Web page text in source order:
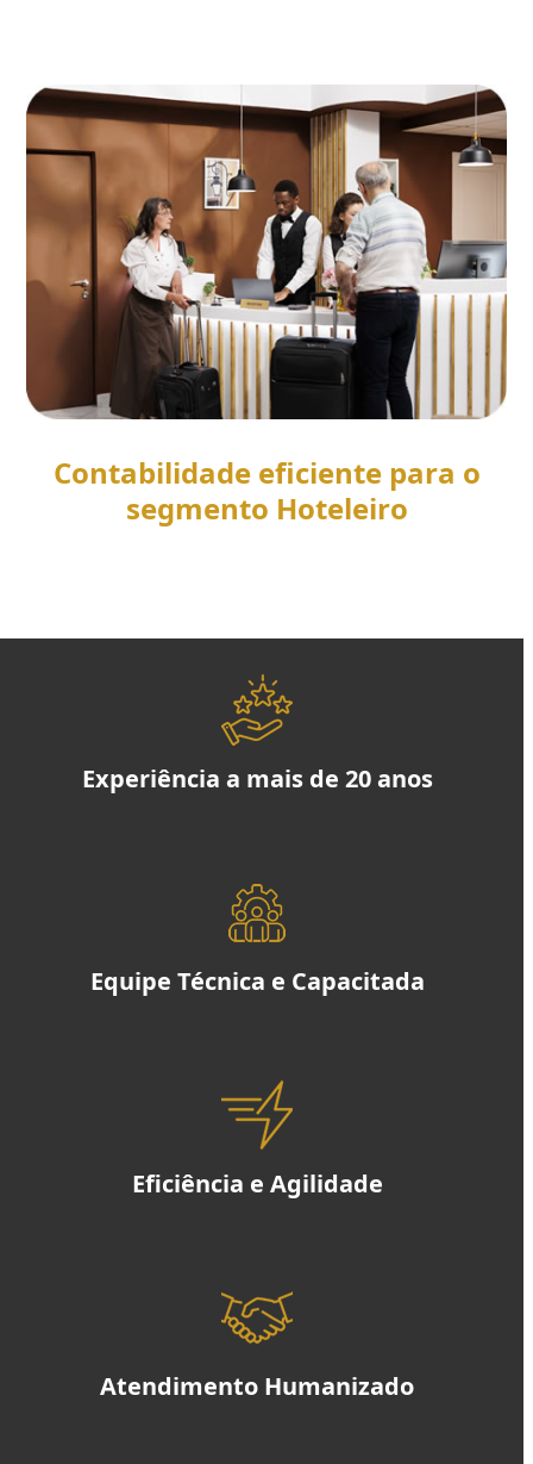
Contabilidade eficiente para o
segmento Hoteleiro
Experiência a mais de 20 anos
Equipe Técnica e Capacitada
Eficiência e Agilidade
Atendimento Humanizado